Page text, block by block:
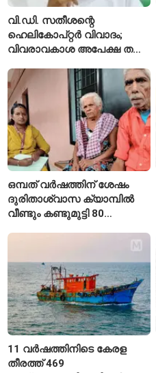
വി.ഡി. സതീശന്റെ
ഹെലികോപ്റ്റർ വിവാദം;
വിവരാവകാശ അപേക്ഷ തള്ളി
ഒമ്പത് വർഷത്തിന് ശേഷം
ദുരിതാശ്വാസ ക്യാമ്പിൽ
വീണ്ടും കണ്ടുമുട്ടി 80
11 വർഷത്തിനിടെ കേരള
തീരത്ത് 469